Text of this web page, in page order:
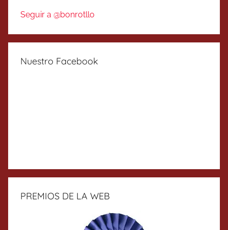
Seguir a @bonrotllo
Nuestro Facebook
PREMIOS DE LA WEB